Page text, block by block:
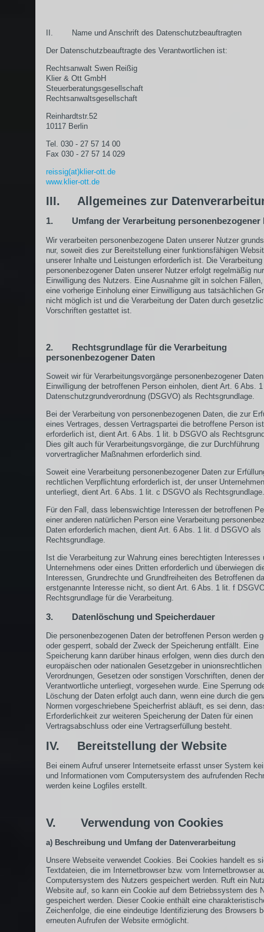
II. Name und Anschrift des Datenschutzbeauftragten
Der Datenschutzbeauftragte des Verantwortlichen ist:
Rechtsanwalt Swen Reißig
Klier & Ott GmbH
Steuerberatungsgesellschaft
Rechtsanwaltsgesellschaft
Reinhardtstr.52
10117 Berlin
Tel. 030 - 27 57 14 00
Fax 030 - 27 57 14 029
reissig(at)klier-ott.de
www.klier-ott.de
III. Allgemeines zur
1. Umfang der Verarbeitung personenbezogener
Wir verarbeiten personenbezogene Daten unserer Nutzer
nur, soweit dies zur Bereitstellung einer funktionsfähigen
unserer Inhalte und Leistungen erforderlich ist. Die Verarbeitung
personenbezogener Daten unserer Nutzer erfolgt regelmäßig
Einwilligung des Nutzers. Eine Ausnahme gilt in solchen
eine vorherige Einholung einer Einwilligung aus tatsächlichen
nicht möglich ist und die Verarbeitung der Daten durch
Vorschriften gestattet ist.
2. Rechtsgrundlage für die Verarbeitung
personenbezogener Daten
Soweit wir für Verarbeitungsvorgänge personenbezogener
Einwilligung der betroffenen Person einholen, dient Art. 6 Abs.
Datenschutzgrundverordnung (DSGVO) als Rechtsgrundlage.
Bei der Verarbeitung von personenbezogenen Daten, die zur
eines Vertrages, dessen Vertragspartei die betroffene Person
erforderlich ist, dient Art. 6 Abs. 1 lit. b DSGVO als
Dies gilt auch für Verarbeitungsvorgänge, die zur Durchführung
vorvertraglicher Maßnahmen erforderlich sind.
Soweit eine Verarbeitung personenbezogener Daten zur
rechtlichen Verpflichtung erforderlich ist, der unser Unternehmen
unterliegt, dient Art. 6 Abs. 1 lit. c DSGVO als Rechtsgrundlage.
Für den Fall, dass lebenswichtige Interessen der betroffenen
einer anderen natürlichen Person eine Verarbeitung
Daten erforderlich machen, dient Art. 6 Abs. 1 lit. d DSGVO als
Rechtsgrundlage.
Ist die Verarbeitung zur Wahrung eines berechtigten Interesses
Unternehmens oder eines Dritten erforderlich und überwiegen
Interessen, Grundrechte und Grundfreiheiten des Betroffenen
erstgenannte Interesse nicht, so dient Art. 6 Abs. 1 lit. f
Rechtsgrundlage für die Verarbeitung.
3. Datenlöschung und Speicherdauer
Die personenbezogenen Daten der betroffenen Person werden
oder gesperrt, sobald der Zweck der Speicherung entfällt. Eine
Speicherung kann darüber hinaus erfolgen, wenn dies durch den
europäischen oder nationalen Gesetzgeber in unionsrechtlichen
Verordnungen, Gesetzen oder sonstigen Vorschriften, denen der
Verantwortliche unterliegt, vorgesehen wurde. Eine Sperrung
Löschung der Daten erfolgt auch dann, wenn eine durch die
Normen vorgeschriebene Speicherfrist abläuft, es sei denn,
Erforderlichkeit zur weiteren Speicherung der Daten für einen
Vertragsabschluss oder eine Vertragserfüllung besteht.
IV. Bereitstellung der Website
Bei einem Aufruf unserer Internetseite erfasst unser System
und Informationen vom Computersystem des aufrufenden
werden keine Logfiles erstellt.
V. Verwendung von Cookies
a) Beschreibung und Umfang der Datenverarbeitung
Unsere Webseite verwendet Cookies. Bei Cookies handelt es
Textdateien, die im Internetbrowser bzw. vom Internetbrowser
Computersystem des Nutzers gespeichert werden. Ruft ein
Website auf, so kann ein Cookie auf dem Betriebssystem des
gespeichert werden. Dieser Cookie enthält eine
Zeichenfolge, die eine eindeutige Identifizierung des Browsers
erneuten Aufrufen der Website ermöglicht.